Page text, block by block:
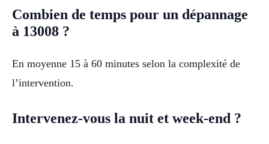
Combien de temps pour un dépannage
à 13008 ?
En moyenne 15 à 60 minutes selon la complexité de
l’intervention.
Intervenez-vous la nuit et week-end ?